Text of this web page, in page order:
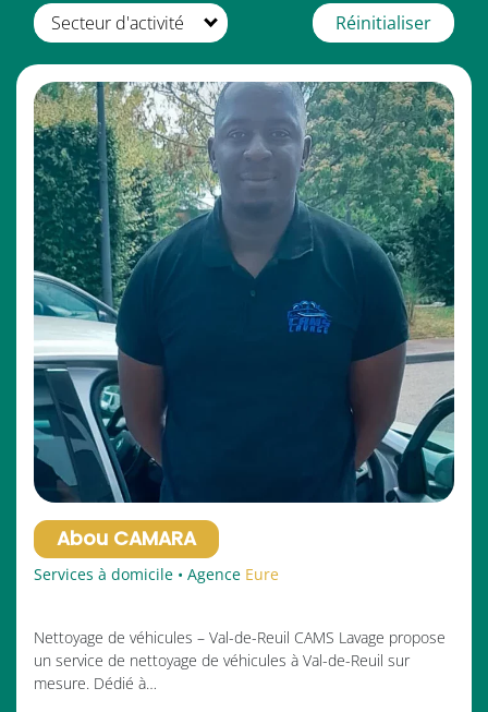
Secteur d'activité Réinitialiser
Abou CAMARA
Services à domicile • Agence Eure
Nettoyage de véhicules – Val-de-Reuil CAMS Lavage propose
un service de nettoyage de véhicules à Val-de-Reuil sur
mesure. Dédié à…